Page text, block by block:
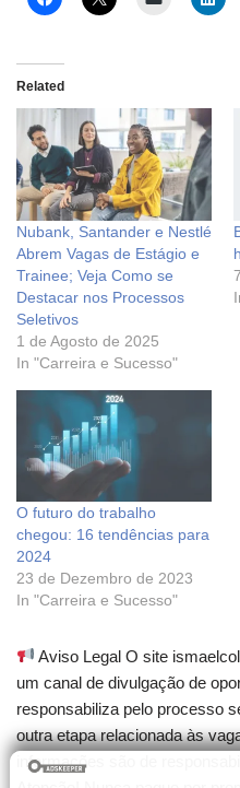
Related
Nubank, Santander e Nestlé
Abrem Vagas de Estágio e
Trainee; Veja Como se
Destacar nos Processos
Seletivos
1 de Agosto de 2025
In "Carreira e Sucesso"
O futuro do trabalho
chegou: 16 tendências para
2024
23 de Dezembro de 2023
In "Carreira e Sucesso"
Aviso Legal O site
um canal de divulgação de
responsabiliza pelo processo
outra etapa relacionada às
informações são de